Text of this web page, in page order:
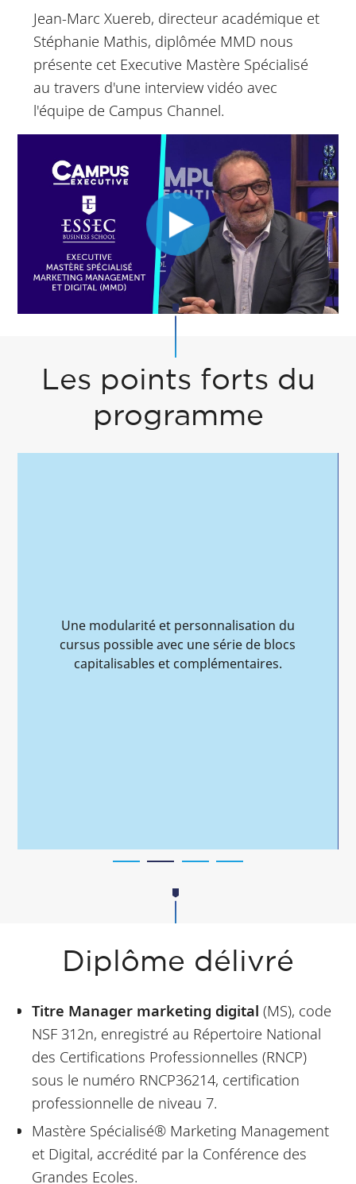
Jean-Marc Xuereb, directeur académique et
Stéphanie Mathis, diplômée MMD nous
présente cet Executive Mastère Spécialisé
au travers d'une interview vidéo avec
l'équipe de Campus Channel.
Les points forts du
programme
Un format de 47 jours flexible et un
rythme adapté au quotidien des
professionnels.
Diplôme délivré
Titre Manager marketing digital (MS), code
NSF 312n, enregistré au Répertoire National
des Certifications Professionnelles (RNCP)
sous le numéro RNCP36214, certification
professionnelle de niveau 7.
Mastère Spécialisé® Marketing Management
et Digital, accrédité par la Conférence des
Grandes Ecoles.